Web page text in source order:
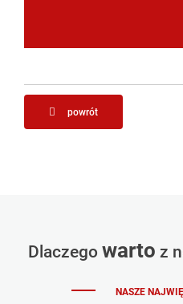
powrót
Dlaczego warto z
NASZE